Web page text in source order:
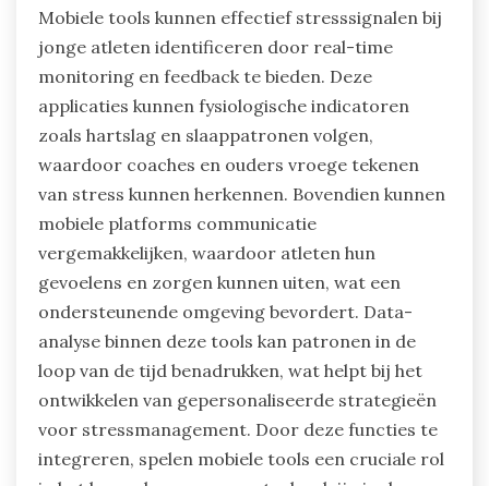
Mobiele tools kunnen effectief stresssignalen bij
jonge atleten identificeren door real-time
monitoring en feedback te bieden. Deze
applicaties kunnen fysiologische indicatoren
zoals hartslag en slaappatronen volgen,
waardoor coaches en ouders vroege tekenen
van stress kunnen herkennen. Bovendien kunnen
mobiele platforms communicatie
vergemakkelijken, waardoor atleten hun
gevoelens en zorgen kunnen uiten, wat een
ondersteunende omgeving bevordert. Data-
analyse binnen deze tools kan patronen in de
loop van de tijd benadrukken, wat helpt bij het
ontwikkelen van gepersonaliseerde strategieën
voor stressmanagement. Door deze functies te
integreren, spelen mobiele tools een cruciale rol